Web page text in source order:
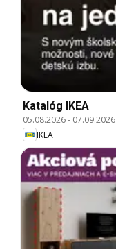
Katalóg IKEA
05.08.2026- 07.09.2026
IKEA